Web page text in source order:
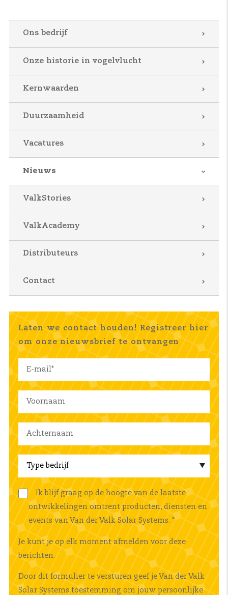
Ons bedrijf
Onze historie in vogelvlucht
Kernwaarden
Duurzaamheid
Vacatures
Nieuws
ValkStories
ValkAcademy
Distributeurs
Contact
Laten we contact houden! Registreer hier
om onze nieuwsbrief te ontvangen
Ik blijf graag op de hoogte van de laatste
ontwikkelingen omtrent producten, diensten en
events van Van der Valk Solar Systems. *
Je kunt je op elk moment afmelden voor deze
berichten.
Door dit formulier te versturen geef je Van der Valk
Solar Systems toestemming om jouw persoonlijke